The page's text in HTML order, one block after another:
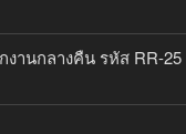
งานกลางคืน รหัส RR-25